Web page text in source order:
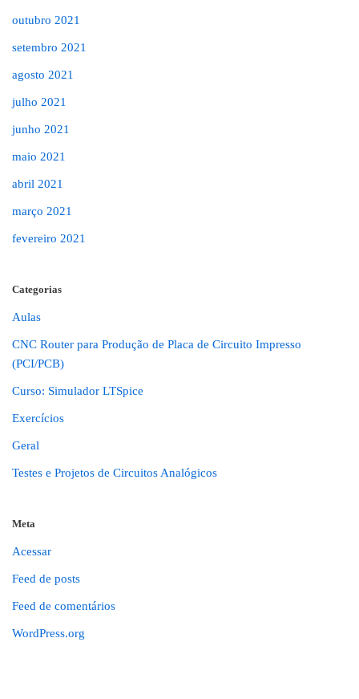
outubro 2021
setembro 2021
agosto 2021
julho 2021
junho 2021
maio 2021
abril 2021
março 2021
fevereiro 2021
Categorias
Aulas
CNC Router para Produção de Placa de Circuito Impresso
(PCI/PCB)
Curso: Simulador LTSpice
Exercícios
Geral
Testes e Projetos de Circuitos Analógicos
Meta
Acessar
Feed de posts
Feed de comentários
WordPress.org